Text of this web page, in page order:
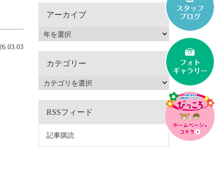
アーカイブ
カテゴリー
RSSフィード
記事購読